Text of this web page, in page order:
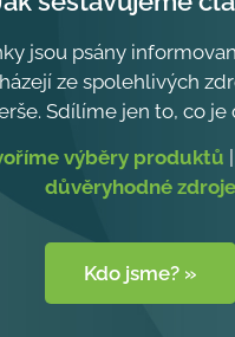
jsou psány
ze spolehlivých
Sdílíme jen to, co je
výběry produktů |
důvěryhodné zdroje
Kdo jsme? »